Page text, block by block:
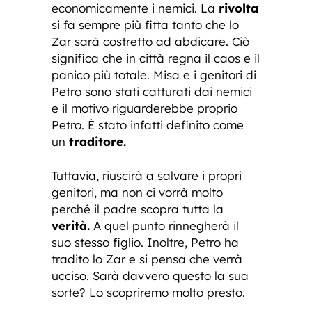
economicamente i nemici. La rivolta
si fa sempre più fitta tanto che lo
Zar sarà costretto ad abdicare. Ciò
significa che in città regna il caos e il
panico più totale. Misa e i genitori di
Petro sono stati catturati dai nemici
e il motivo riguarderebbe proprio
Petro. È stato infatti definito come
un traditore.
Tuttavia, riuscirà a salvare i propri
genitori, ma non ci vorrà molto
perché il padre scopra tutta la
verità. A quel punto rinnegherà il
suo stesso figlio. Inoltre, Petro ha
tradito lo Zar e si pensa che verrà
ucciso. Sarà davvero questo la sua
sorte? Lo scopriremo molto presto.